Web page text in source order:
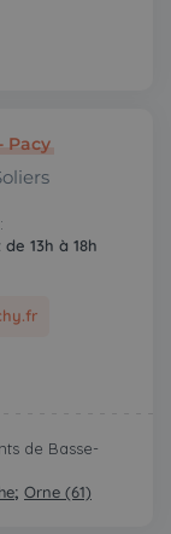
Pacy
13h à 18h
de Basse-
; Orne (61)